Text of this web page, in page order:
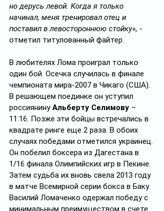
но дерусь левой. Когда я только
начинал, меня тренировал отец и
поставил в левостороннюю стойку», -
отметил титулованный файтер.
В любителях Лома проиграл только
один бой. Осечка случилась в финале
чемпионата мира-2007 в Чикаго (США).
В решающем поединке он уступил
россиянину Альберту Селимову –
11:16. Позже эти бойцы встречались в
квадрате ринге еще 2 раза. В обоих
случаях победами отметился украинец.
Он побелил боксера из Дагестана в
1/16 финала Олимпийских игр в Пекине.
Затем судьба их вновь свела 2013 году
в матче Всемирной серии бокса в Баку.
Василий Ломаченко одержал победу с
минимальным преимуществом в счете